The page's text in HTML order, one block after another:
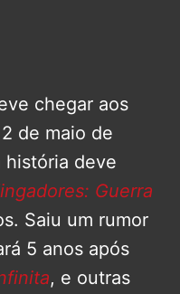
chegar aos
de maio de
história deve
Guerra
Saiu um rumor
5 anos após
, e outras